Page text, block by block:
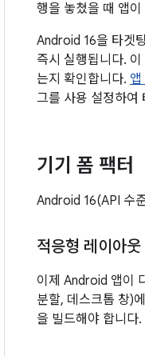
행을 놓쳤을 때 앱
Android 16을 타겟
즉시 실행됩니다.
는지 확인합니다.
그를 사용 설정하여
기기 폼 팩터
Android 16(API 수
적응형 레이아웃
이제 Android 앱이
분할, 데스크톱 창)
을 빌드해야 합니다